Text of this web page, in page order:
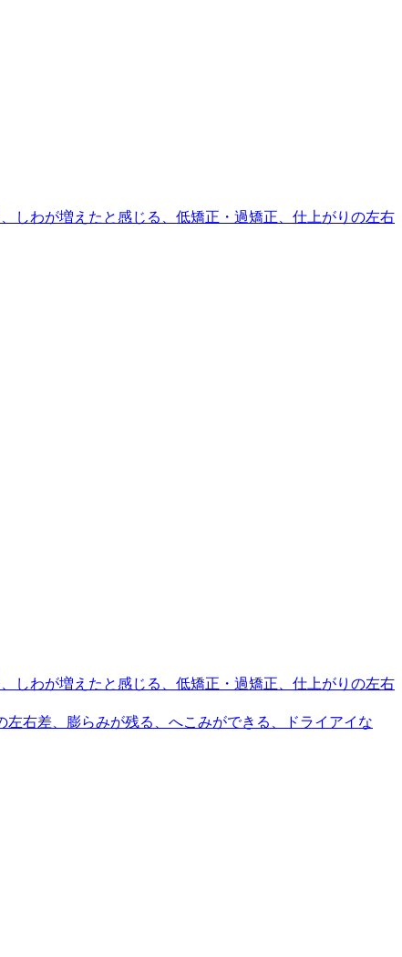
しわが増えたと感じる、低矯正・過矯正、仕上がりの左右
しわが増えたと感じる、低矯正・過矯正、仕上がりの左右
右差、膨らみが残る、へこみができる、ドライアイな